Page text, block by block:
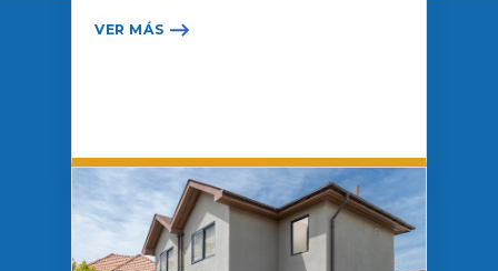
VER MÁS